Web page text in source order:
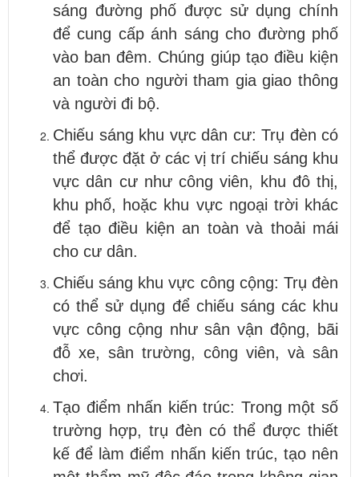
sáng đường phố được sử dụng chính
để cung cấp ánh sáng cho đường phố
vào ban đêm. Chúng giúp tạo điều kiện
an toàn cho người tham gia giao thông
và người đi bộ.
Chiếu sáng khu vực dân cư: Trụ đèn có
thể được đặt ở các vị trí chiếu sáng khu
vực dân cư như công viên, khu đô thị,
khu phố, hoặc khu vực ngoại trời khác
để tạo điều kiện an toàn và thoải mái
cho cư dân.
Chiếu sáng khu vực công cộng: Trụ đèn
có thể sử dụng để chiếu sáng các khu
vực công cộng như sân vận động, bãi
đỗ xe, sân trường, công viên, và sân
chơi.
Tạo điểm nhấn kiến trúc: Trong một số
trường hợp, trụ đèn có thể được thiết
kế để làm điểm nhấn kiến trúc, tạo nên